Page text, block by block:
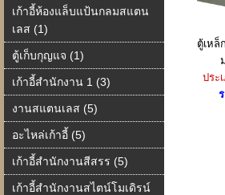
เก้าอี้ห้องแล็บแป้นกลมสแตน
เลส (1)
ตู้เก็บกุญแจ (1)
เก้าอี้สำนักงาน 1 (3)
งานสแตนเลส (5)
อะไหล่เก้าอี้ (5)
เก้าอี้สำนักงานสีสรร (5)
เก้าอี้สำนักงานสไตน์โมเดิรน์
ตู้เหล็
ประ